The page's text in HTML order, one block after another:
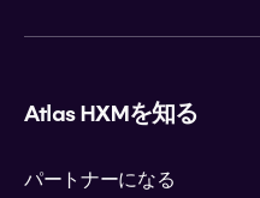
Atlas HXMを知る
パートナーになる